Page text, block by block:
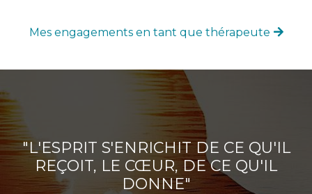
Mes engagements en tant que thérapeute
"L'ESPRIT S'ENRICHIT DE CE QU'IL
REÇOIT, LE CŒUR, DE CE QU'IL
DONNE"